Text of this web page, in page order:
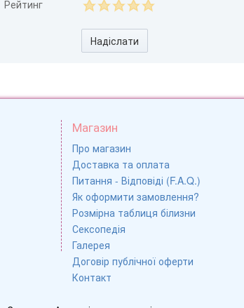
Рейтинг
Надіслати
Магазин
Про магазин
Доставка та оплата
Питання - Відповіді (F.A.Q.)
Як оформити замовлення?
Розмірна таблиця білизни
Сексопедія
Галерея
Договір публічної оферти
Контакт